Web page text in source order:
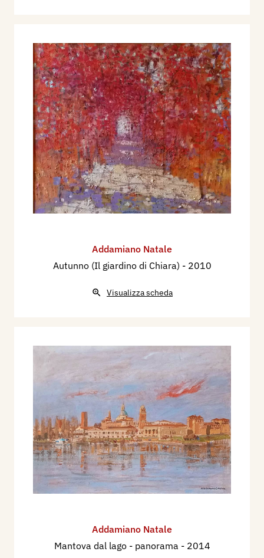
Addamiano Natale
Autunno (Il giardino di Chiara) - 2010
Visualizza scheda
Addamiano Natale
Mantova dal lago - panorama - 2014